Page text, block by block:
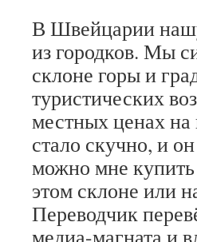
В Швейцарии
из городков. Мы
склоне горы и
туристических
местных ценах
стало скучно, и
можно мне купить
этом склоне или
Переводчик
медиа-магната и